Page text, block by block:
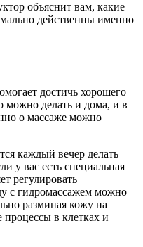
объяснит вам, какие
действенны именно
достичь хорошего
можно делать и дома, и в
о массаже можно
каждый вечер делать
у вас есть специальная
регулировать
с гидромассажем можно
разминая кожу на
в клетках и